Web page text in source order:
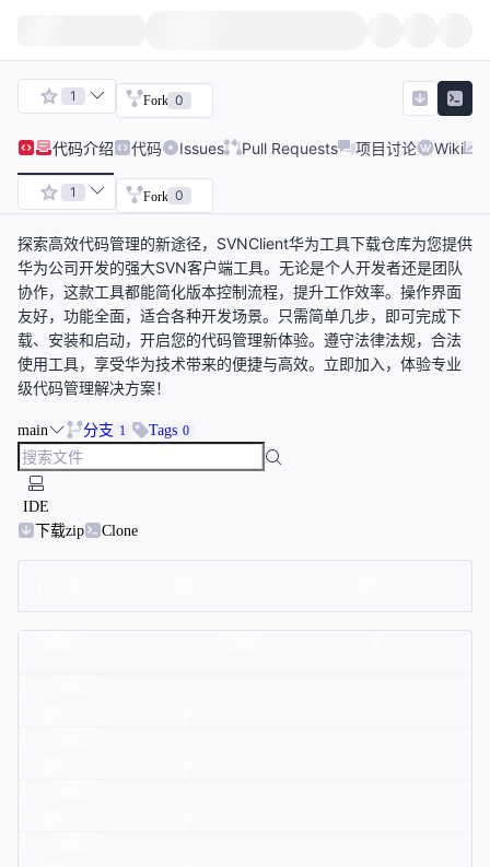
1 Fork 0
代码介绍 代码 Issues Pull Requests 项目讨论 Wiki
1 Fork 0
探索高效代码管理的新途径，SVNClient华为工具下载仓库为您提供
华为公司开发的强大SVN客户端工具。无论是个人开发者还是团队
协作，这款工具都能简化版本控制流程，提升工作效率。操作界面
友好，功能全面，适合各种开发场景。只需简单几步，即可完成下
载、安装和启动，开启您的代码管理新体验。遵守法律法规，合法
使用工具，享受华为技术带来的便捷与高效。立即加入，体验专业
级代码管理解决方案！
main 分支 1 Tags 0
IDE
下载zip
Clone